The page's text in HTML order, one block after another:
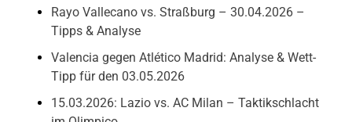
Rayo Vallecano vs. Straßburg – 30.04.2026 –
Tipps & Analyse
Valencia gegen Atlético Madrid: Analyse & Wett-
Tipp für den 03.05.2026
15.03.2026: Lazio vs. AC Milan – Taktikschlacht